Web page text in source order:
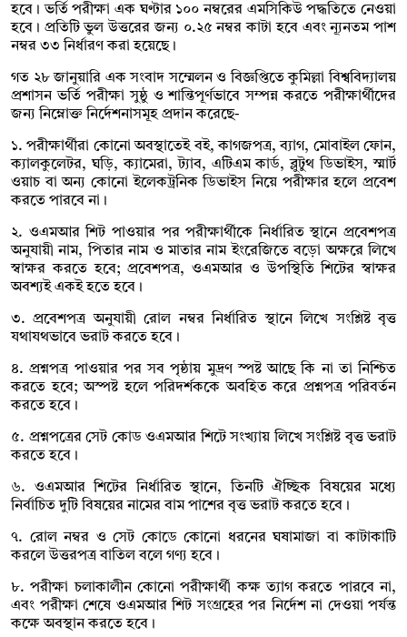
হবে। ভর্তি পরীক্ষা এক ঘণ্টার ১০০ নম্বরের এমসিকিউ পদ্ধতিতে নেওয়া
হবে। প্রতিটি ভুল উত্তরের জন্য ০.২৫ নম্বর কাটা হবে এবং ন্যূনতম পাশ
নম্বর ৩৩ নির্ধারণ করা হয়েছে।
গত ২৮ জানুয়ারি এক সংবাদ সম্মেলন ও বিজ্ঞপ্তিতে কুমিল্লা বিশ্ববিদ্যালয়
প্রশাসন ভর্তি পরীক্ষা সুষ্ঠু ও শান্তিপূর্ণভাবে সম্পন্ন করতে পরীক্ষার্থীদের
জন্য নিম্নোক্ত নির্দেশনাসমূহ প্রদান করেছে-
১. পরীক্ষার্থীরা কোনো অবস্থাতেই বই, কাগজপত্র, ব্যাগ, মোবাইল ফোন,
ক্যালকুলেটর, ঘড়ি, ক্যামেরা, ট্যাব, এটিএম কার্ড, ব্লুটুথ ডিভাইস, স্মার্ট
ওয়াচ বা অন্য কোনো ইলেকট্রনিক ডিভাইস নিয়ে পরীক্ষার হলে প্রবেশ
করতে পারবে না।
২. ওএমআর শিট পাওয়ার পর পরীক্ষার্থীকে নির্ধারিত স্থানে প্রবেশপত্র
অনুযায়ী নাম, পিতার নাম ও মাতার নাম ইংরেজিতে বড়ো অক্ষরে লিখে
স্বাক্ষর করতে হবে; প্রবেশপত্র, ওএমআর ও উপস্থিতি শিটের স্বাক্ষর
অবশ্যই একই হতে হবে।
৩. প্রবেশপত্র অনুযায়ী রোল নম্বর নির্ধারিত স্থানে লিখে সংশ্লিষ্ট বৃত্ত
যথাযথভাবে ভরাট করতে হবে।
৪. প্রশ্নপত্র পাওয়ার পর সব পৃষ্ঠায় মুদ্রণ স্পষ্ট আছে কি না তা নিশ্চিত
করতে হবে; অস্পষ্ট হলে পরিদর্শককে অবহিত করে প্রশ্নপত্র পরিবর্তন
করতে হবে।
৫. প্রশ্নপত্রের সেট কোড ওএমআর শিটে সংখ্যায় লিখে সংশ্লিষ্ট বৃত্ত ভরাট
করতে হবে।
৬. ওএমআর শিটের নির্ধারিত স্থানে, তিনটি ঐচ্ছিক বিষয়ের মধ্যে
নির্বাচিত দুটি বিষয়ের নামের বাম পাশের বৃত্ত ভরাট করতে হবে।
৭. রোল নম্বর ও সেট কোডে কোনো ধরনের ঘষামাজা বা কাটাকাটি
করলে উত্তরপত্র বাতিল বলে গণ্য হবে।
৮. পরীক্ষা চলাকালীন কোনো পরীক্ষার্থী কক্ষ ত্যাগ করতে পারবে না,
এবং পরীক্ষা শেষে ওএমআর শিট সংগ্রহের পর নির্দেশ না দেওয়া পর্যন্ত
কক্ষে অবস্থান করতে হবে।